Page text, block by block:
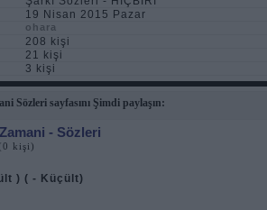
19 Nisan 2015 Pazar
ohara
208 kişi
21 kişi
3 kişi
Sözleri sayfasını Şimdi paylaşın:
- Sözleri
kişi)
) ( - Küçült)